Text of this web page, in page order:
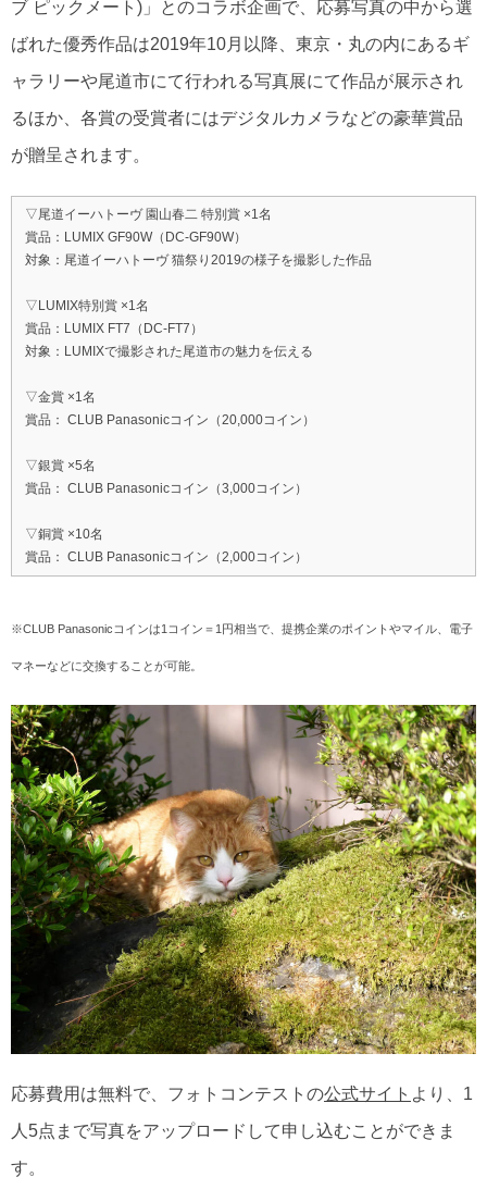
ブ ピックメート)」とのコラボ企画で、応募写真の中から選
ばれた優秀作品は2019年10月以降、東京・丸の内にあるギ
ャラリーや尾道市にて行われる写真展にて作品が展示され
るほか、各賞の受賞者にはデジタルカメラなどの豪華賞品
が贈呈されます。
▽尾道イーハトーヴ 園山春二 特別賞 ×1名
賞品：LUMIX GF90W（DC-GF90W）
対象：尾道イーハトーヴ 猫祭り2019の様子を撮影した作品
▽LUMIX特別賞 ×1名
賞品：LUMIX FT7（DC-FT7）
対象：LUMIXで撮影された尾道市の魅力を伝える
▽金賞 ×1名
賞品： CLUB Panasonicコイン（20,000コイン）
▽銀賞 ×5名
賞品： CLUB Panasonicコイン（3,000コイン）
▽銅賞 ×10名
賞品： CLUB Panasonicコイン（2,000コイン）
※CLUB Panasonicコインは1コイン＝1円相当で、提携企業のポイントやマイル、電子
マネーなどに交換することが可能。
応募費用は無料で、フォトコンテストの公式サイト より、1
人5点まで写真をアップロードして申し込むことができま
す。